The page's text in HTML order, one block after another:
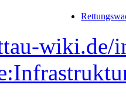
wiki.de/